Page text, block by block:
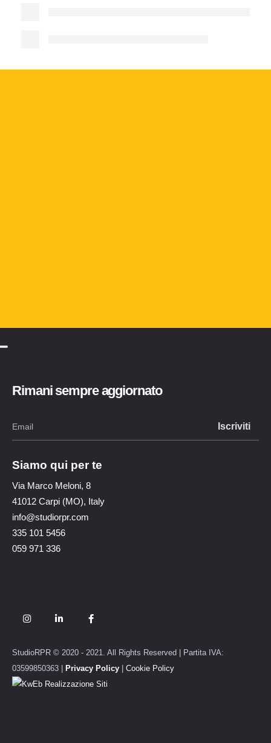
Rimani sempre aggiornato
Siamo qui per te
Via Marco Meloni, 8
41012 Carpi (MO), Italy
info@studiorpr.com
335 101 5456
059 971 336
StudioRPR © 2020 - 2021. All Rights Reserved | Partita IVA:
03599850363 |
Privacy Policy Cookie Policy